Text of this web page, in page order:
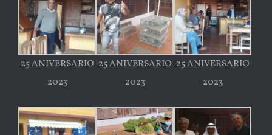
25 ANIVERSARIO
2023
25 ANIVERSARIO
2023
25 ANIVERSARIO
2023